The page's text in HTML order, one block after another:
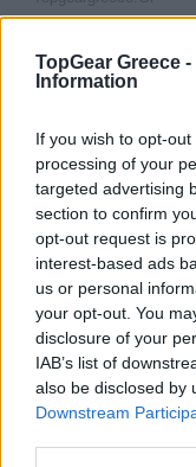
TopGear Greece -
Information
If you wish to opt-
processing of your
targeted advertising
section to confirm
opt-out request is
interest-based ads
us or personal
your opt-out. You
disclosure of your
IAB’s list of
also be disclosed by
Downstream